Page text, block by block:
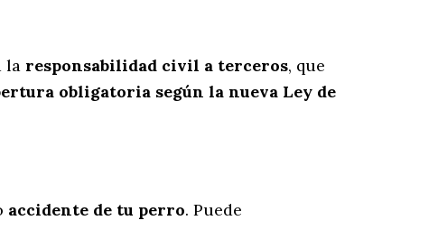
la responsabilidad civil a terceros, que
obligatoria según la nueva Ley de
accidente de tu perro. Puede